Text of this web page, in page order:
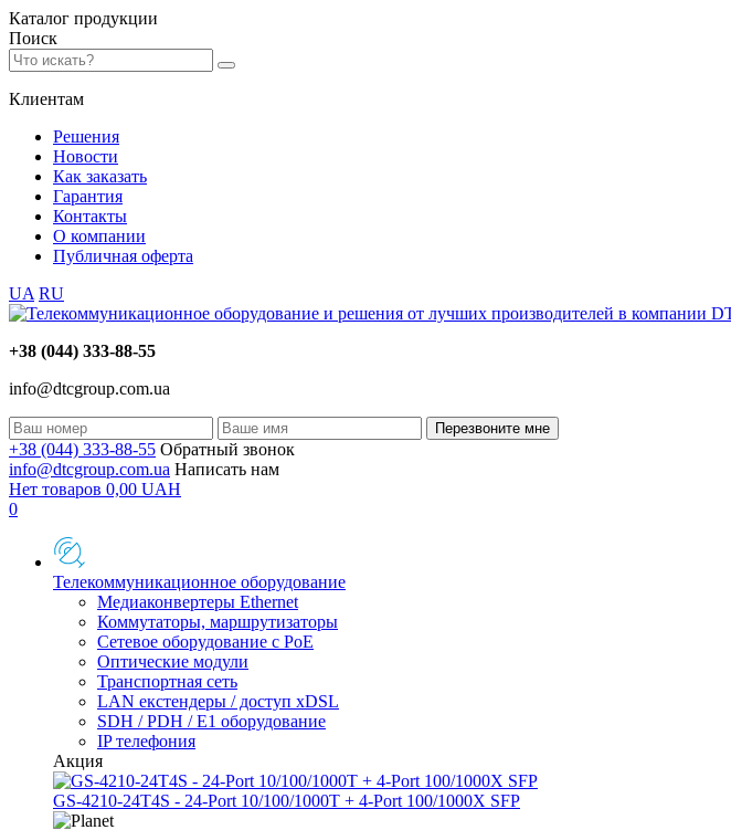
Каталог продукции
Поиск
Клиентам
Решения
Новости
Как заказать
Гарантия
Контакты
О компании
Публичная оферта
UA RU
+38 (044) 333-88-55
info@dtcgroup.com.ua
Перезвоните мне
+38 (044) 333-88-55 Обратный звонок
info@dtcgroup.com.ua Написать нам
Нет товаров 0,00 UAH
0
Телекоммуникационное оборудование
Медиаконвертеры Ethernet
Коммутаторы, маршрутизаторы
Сетевое оборудование с PoE
Оптические модули
Транспортная сеть
LAN екстендеры / доступ xDSL
SDH / PDH / E1 оборудование
IP телефония
Акция
GS-4210-24T4S - 24-Port 10/100/1000T + 4-Port 100/1000X SFP